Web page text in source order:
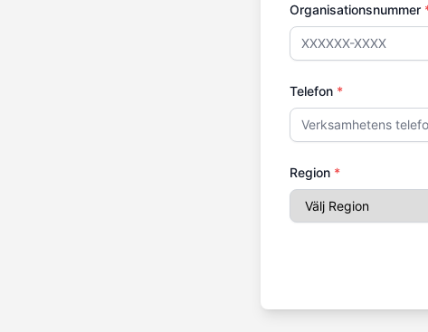
Organisationsnummer
Telefon *
Region *